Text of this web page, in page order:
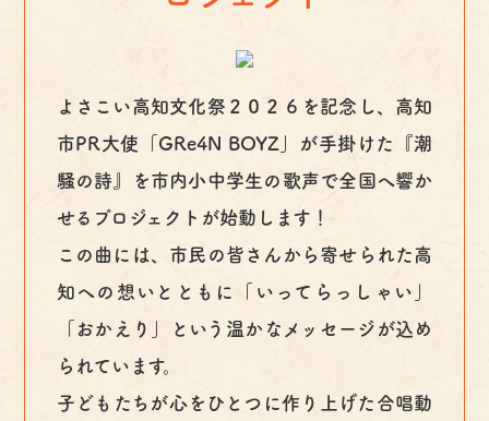
よさこい高知文化祭２０２６を記念し、高知
市PR大使「GRe4N BOYZ」が手掛けた『潮
騒の詩』を市内小中学生の歌声で全国へ響か
せるプロジェクトが始動します！
この曲には、市民の皆さんから寄せられた高
知への想いとともに「いってらっしゃい」
「おかえり」という温かなメッセージが込め
られています。
子どもたちが心をひとつに作り上げた合唱動